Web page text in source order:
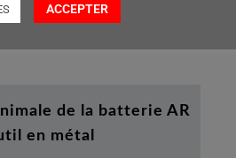
en métal
de la batterie AR
en métal
ACCEPTER